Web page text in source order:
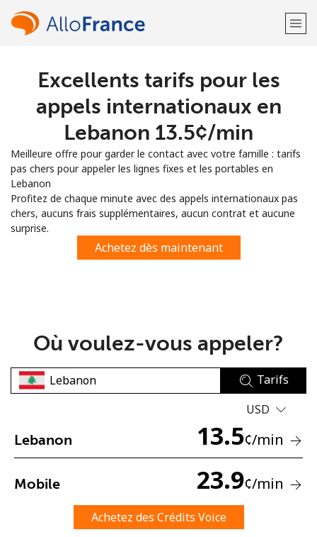
Bienvenue!
Vous avez déjà un compte?
S'enregistrer avec
ou
Aucun mot de passe créé
Un numéro
Excellents tarifs pour les
appels internationaux en
Lebanon ⁦13.5¢⁩/min
Meilleure offre pour garder le contact avec votre famille : tarifs
pas chers pour appeler les lignes fixes et les portables en
Lebanon
Profitez de chaque minute avec des appels internationaux pas
chers, aucuns frais supplémentaires, aucun contrat et aucune
surprise.
Achetez dès maintenant
Où voulez-vous appeler?
Tarifs
USD
Lebanon 13.5¢/min
Mobile 23.9¢/min
Achetez des Crédits Voice